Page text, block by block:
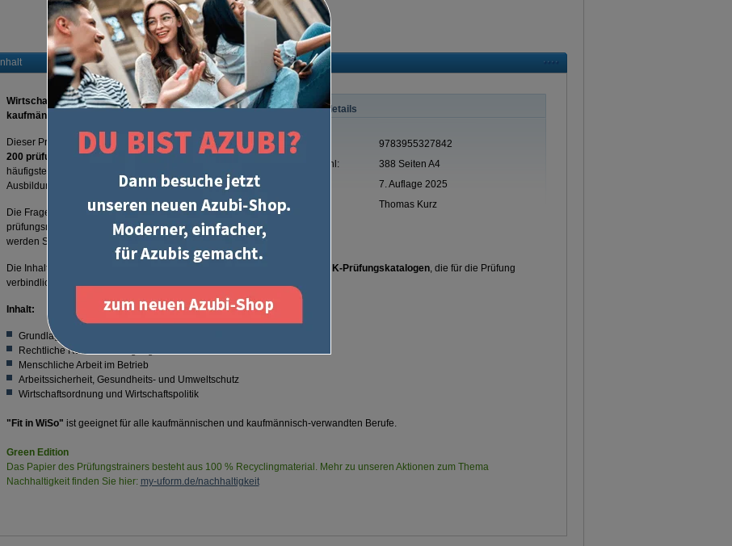
Zum Prüfungstraining für Tablet und PC
(Best.-Nr. CA2784
Inhalt
Produktdetails
ISBN:
9783955327842
Seitenzahl:
388 Seiten A4
7. Auflage 2025
Thomas Kurz
Wirtschafts- und Sozialkunde für
kaufmännische Auszubildende
Dieser Prüfungstrainer "Fit in WiSo" bietet
über
200 prüfungsnahe Aufgabenzu den wichtigsten und
häufigsten WiSo-Themen in der kaufmännischen
Ausbildung.
Die Fragestellungen sind aktuell, prüfungsnah und
prüfungsrelevant. Alle Antworten - ob richtig oder falsch -
werden Schritt für Schritt erklärt.
Die Inhalte dieses Prüfungstrainers "Fit in WiSo" orientieren sich an den IHK-Prüfungskatalogen, die für die Prüfung
verbindlich sind.
Inhalt:
Grundlagen des Wirtschaftens
Rechtliche Rahmenbedingungen des Wirtschaftens
Menschliche Arbeit im Betrieb
Arbeitssicherheit, Gesundheits- und Umweltschutz
Wirtschaftsordnung und Wirtschaftspolitik
"Fit in WiSo" ist geeignet für alle kaufmännischen und kaufmännisch-verwandten Berufe.
Green Edition
Das Papier des Prüfungstrainers besteht aus 100 % Recyclingmaterial. Mehr zu unseren Aktionen zum Thema
Nachhaltigkeit finden Sie hier: my-uform.de/nachhaltigkeit